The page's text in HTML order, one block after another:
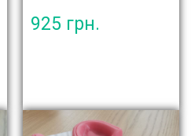
925 грн.